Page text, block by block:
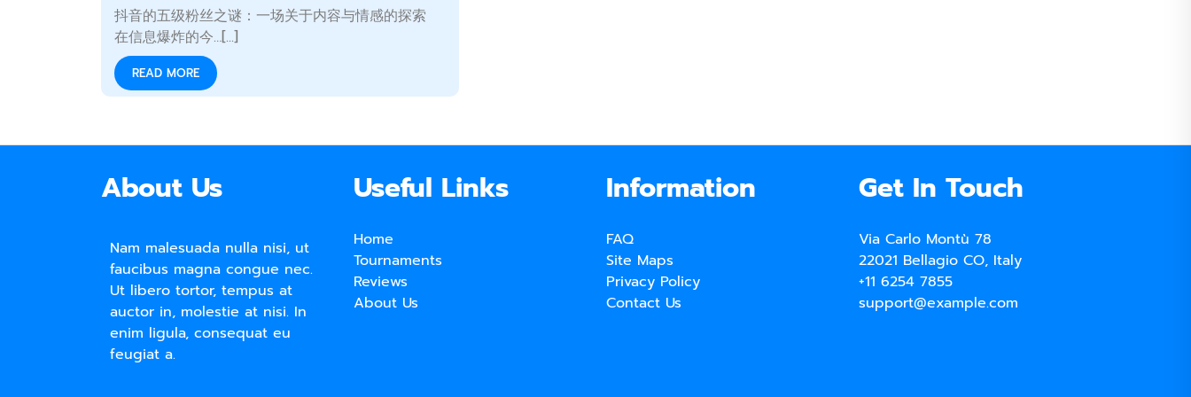
抖音的五级粉丝之谜：一场关于内容与情感的探索
在信息爆炸的今…[...]
READ MORE
About Us
Nam malesuada nulla nisi, ut
faucibus magna congue nec.
Ut libero tortor, tempus at
auctor in, molestie at nisi. In
enim ligula, consequat eu
feugiat a.
Useful Links
Home
Tournaments
Reviews
About Us
Information
FAQ
Site Maps
Privacy Policy
Contact Us
Get In Touch
Via Carlo Montù 78
22021 Bellagio CO, Italy
+11 6254 7855
support@example.com